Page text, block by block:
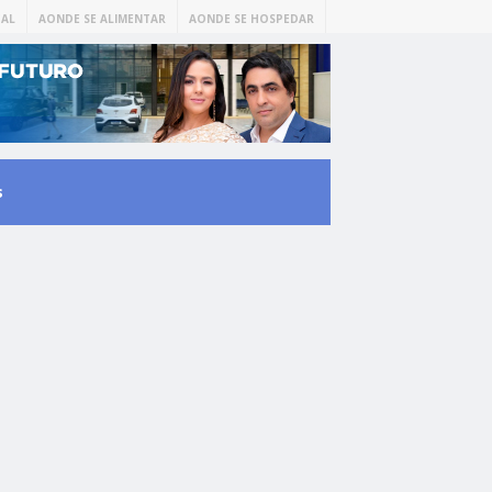
AONDE SE ALIMENTAR AONDE SE HOSPEDAR